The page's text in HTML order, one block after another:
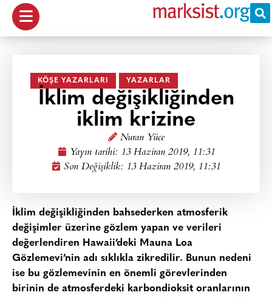
KÖŞE YAZARLARI YAZARLAR
İklim değişikliğinden
iklim krizine
Nuran Yüce
Yayın tarihi: 13 Haziran 2019, 11:31
Son Değişiklik: 13 Haziran 2019, 11:31
İklim değişikliğinden bahsederken atmosferik
değişimler üzerine gözlem yapan ve verileri
değerlendiren Hawaii’deki Mauna Loa
Gözlemevi’nin adı sıklıkla zikredilir. Bunun nedeni
ise bu gözlemevinin en önemli görevlerinden
birinin de atmosferdeki karbondioksit oranlarının